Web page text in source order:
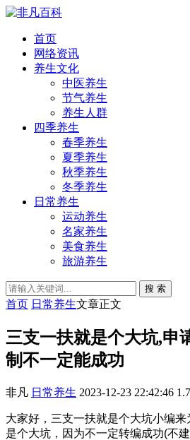
首页
网络资讯
养生文化
中医养生
节气养生
养生人群
四季养生
春季养生
夏季养生
秋季养生
冬季养生
日常养生
运动养生
名家养生
美食养生
旅游养生
搜 索
首页 日常养生文章正文
三支一扶就是个大坑,申
制不一定能成功
非凡 日常养生 2023-12-23 22:42:46
大家好，三支一扶就是个大坑小编
是个大坑，因为不一定转编成功(不